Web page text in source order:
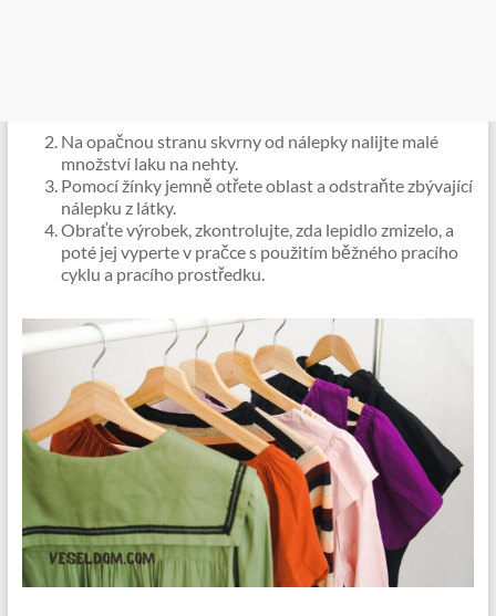
Na opačnou stranu skvrny od nálepky nalijte malé
množství laku na nehty.
Pomocí žínky jemně otřete oblast a odstraňte zbývající
nálepku z látky.
Obraťte výrobek, zkontrolujte, zda lepidlo zmizelo, a
poté jej vyperte v pračce s použitím běžného pracího
cyklu a pracího prostředku.